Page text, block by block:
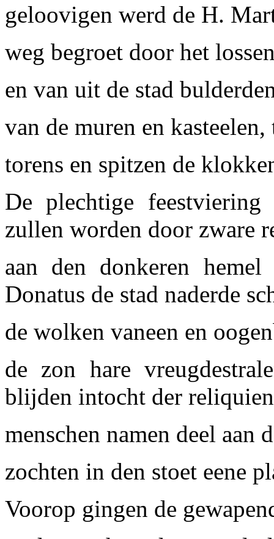
geloovigen werd de H.
weg begroet door het
en van uit de stad
van de muren en
torens en spitzen de
De plechtige
zullen worden door zware
aan den donkeren
Donatus de stad naderde
de wolken vaneen en
de zon hare
blijden intocht der
menschen namen deel aan
zochten in den stoet eene
Voorop gingen de